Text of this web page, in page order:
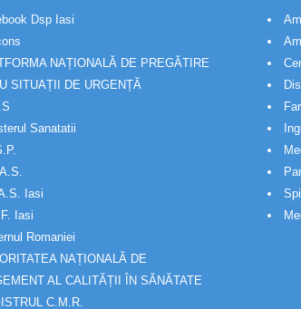
Dsp Iasi
NAȚIONALĂ DE PREGĂTIRE
SITUAȚII DE URGENȚĂ
Sanatatii
Iasi
Iasi
Romaniei
NAȚIONALĂ DE
AL CALITĂȚII ÎN SĂNĂTATE
C.M.R.